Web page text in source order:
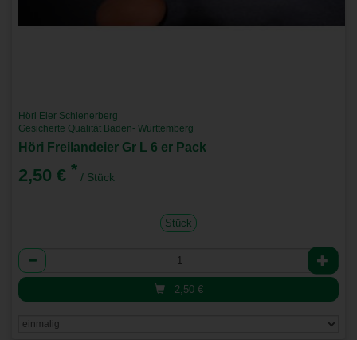
Höri Eier Schienerberg
Gesicherte Qualität Baden- Württemberg
Höri Freilandeier Gr L 6 er Pack
2,50 € * / Stück
Stück
Anzahl
2,50 €